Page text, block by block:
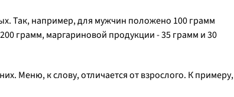
Так, например, для мужчин положено 100 грамм
грамм, маргариновой продукции - 35 грамм и 30
Меню, к слову, отличается от взрослого. К примеру,